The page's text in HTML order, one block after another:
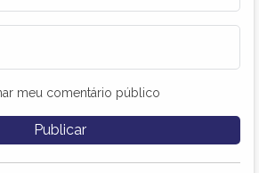
meu comentário público